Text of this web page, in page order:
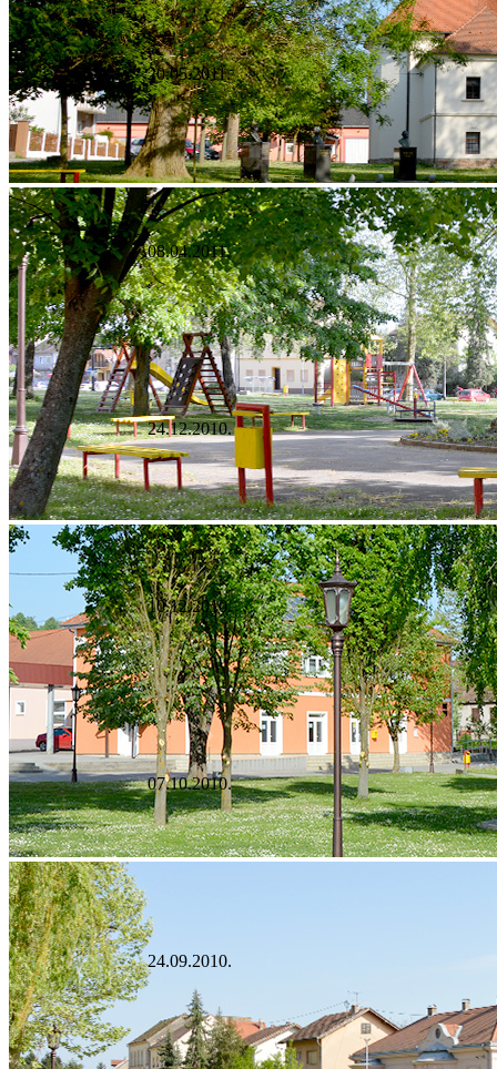
20.05.2011.
08.04.2011.
24.12.2010.
10.12.2010.
07.10.2010.
24.09.2010.